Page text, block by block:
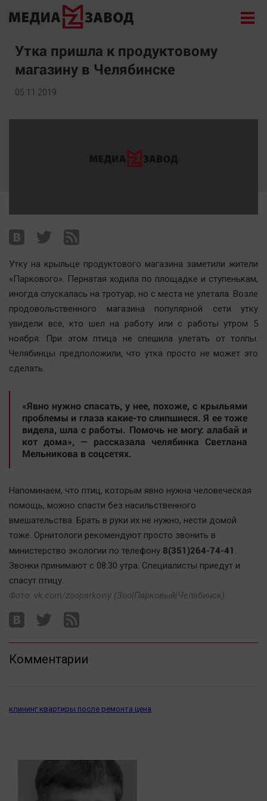
Новости
Экономика
Происшествия
Поиск
Наша победа
Общество
Политика
Экономика
Происшествия
Здоровье
Курилка
Мнения
Спорт
Технологии
Отраслевые темы
Hедвижимость
Образование
Автомобили
XX век: криминальные уроки
Банки
Медиаграмотность
Медицина
Прогулки по городу Ч
English version
Online-консультация
Утка пришла к продуктовому
магазину в Челябинске
05.11.2019
Утку на крыльце продуктового магазина заметили жители
«Паркового». Пернатая ходила по площадке и ступенькам,
иногда спускалась на тротуар, но с места не улетала. Возле
продовольственного магазина популярной сети утку
увидели все, кто шел на работу или с работы утром 5
ноября. При этом птица не спешила улетать от толпы.
Челябинцы предположили, что утка просто не может это
сделать.
«Явно нужно спасать, у нее, похоже, с крыльями
проблемы и глаза какие-то слипшиеся. Я ее тоже
видела, шла с работы. Помочь не могу: алабай и
кот дома», — рассказала челябинка Светлана
Мельникова в соцсетях.
Напоминаем, что птиц, которым явно нужна человеческая
помощь, можно спасти без насильственного
вмешательства. Брать в руки их не нужно, нести домой
тоже. Орнитологи рекомендуют просто звонить в
министерство экологии по телефону 8(351)264-74-41 .
Звонки принимают с 08:30 утра. Специалисты приедут и
спасут птицу.
Фото: vk.com/zooparkoviy (Зоо|Парковый|Челябинск)
Комментарии
клининг квартиры после ремонта цена